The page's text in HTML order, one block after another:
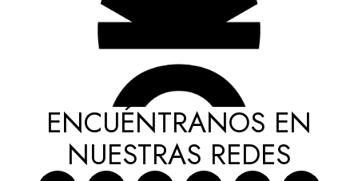
ENCUÉNTRANOS EN
NUESTRAS REDES